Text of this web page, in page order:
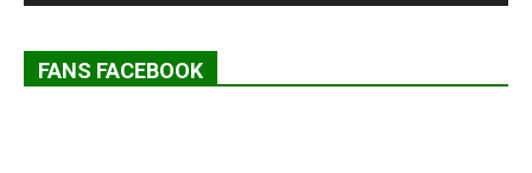
FANS FACEBOOK